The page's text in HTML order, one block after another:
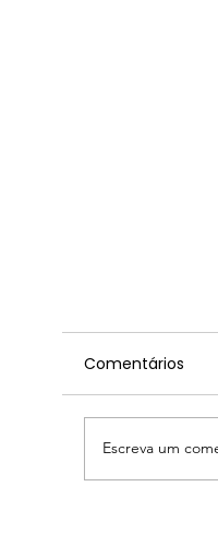
Comentários
Escreva um